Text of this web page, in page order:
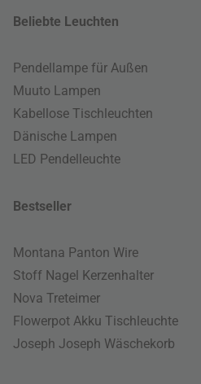
Beliebte Leuchten
Pendellampe für Außen
Muuto Lampen
Kabellose Tischleuchten
Dänische Lampen
LED Pendelleuchte
Bestseller
Montana Panton Wire
Stoff Nagel Kerzenhalter
Nova Treteimer
Flowerpot Akku Tischleuchte
Joseph Joseph Wäschekorb